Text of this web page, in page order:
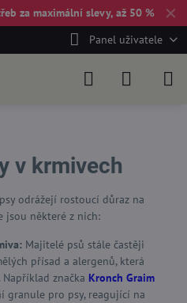
✕
za maximální slevy, až 50 %
Panel uživatele
v krmivech
odrážejí rostoucí důraz na
jsou některé z nich:
Majitelé psů stále častěji
přísad a alergenů, která
značka Kronch Graim
granule pro psy, reagující na